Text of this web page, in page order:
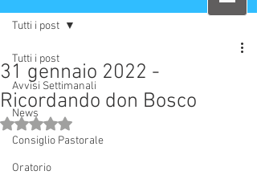
Tutti i post
Avvisi Settimanali
News
Consiglio Pastorale
Oratorio
Tutti i post
31 gennaio 2022 -
Ricordando don Bosco
Valutazione NaN stelle su 5.